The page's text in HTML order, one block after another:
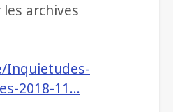
archives
Inquietudes-
2018-11…